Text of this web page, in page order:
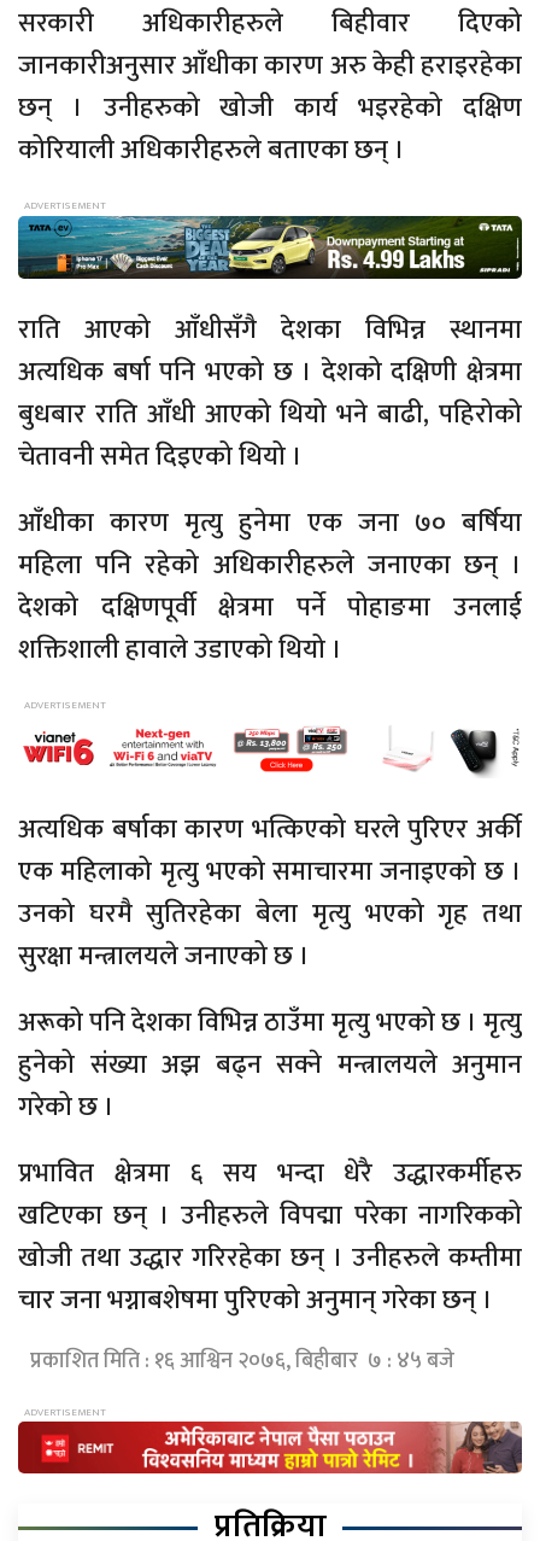
सरकारी अधिकारीहरुले बिहीवार दिएको
जानकारीअनुसार आँधीका कारण अरु केही हराइरहेका
छन् । उनीहरुको खोजी कार्य भइरहेको दक्षिण
कोरियाली अधिकारीहरुले बताएका छन् ।
राति आएको आँधीसँगै देशका विभिन्न स्थानमा
अत्यधिक बर्षा पनि भएको छ । देशको दक्षिणी क्षेत्रमा
बुधबार राति आँधी आएको थियो भने बाढी, पहिरोको
चेतावनी समेत दिइएको थियो ।
आँधीका कारण मृत्यु हुनेमा एक जना ७० बर्षिया
महिला पनि रहेको अधिकारीहरुले जनाएका छन् ।
देशको दक्षिणपूर्वी क्षेत्रमा पर्ने पोहाङमा उनलाई
शक्तिशाली हावाले उडाएको थियो ।
अत्यधिक बर्षाका कारण भत्किएको घरले पुरिएर अर्की
एक महिलाको मृत्यु भएको समाचारमा जनाइएको छ ।
उनको घरमै सुतिरहेका बेला मृत्यु भएको गृह तथा
सुरक्षा मन्त्रालयले जनाएको छ ।
अरूको पनि देशका विभिन्न ठाउँमा मृत्यु भएको छ । मृत्यु
हुनेको संख्या अझ बढ्न सक्ने मन्त्रालयले अनुमान
गरेको छ ।
प्रभावित क्षेत्रमा ६ सय भन्दा धेरै उद्धारकर्मीहरु
खटिएका छन् । उनीहरुले विपद्मा परेका नागरिकको
खोजी तथा उद्धार गरिरहेका छन् । उनीहरुले कम्तीमा
चार जना भग्नाबशेषमा पुरिएको अनुमान् गरेका छन् ।
प्रकाशित मिति : १६ आश्विन २०७६, बिहीबार ७ : ४५ बजे
प्रतिक्रिया